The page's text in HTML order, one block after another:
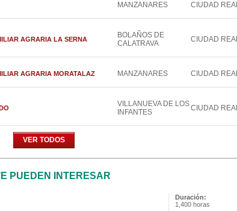
MANZANARES CIUDAD
AGRARIA LA SERNA
BOLAÑOS DE
CALATRAVA
CIUDAD
AGRARIA MORATALAZ MANZANARES CIUDAD
VILLANUEVA DE LOS
INFANTES
CIUDAD
VER TODOS
PUEDEN INTERESAR
Duración:
1,400 horas